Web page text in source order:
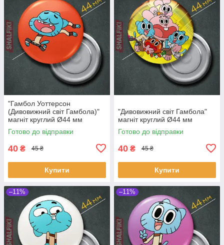
"Гамбол Уоттерсон
(Дивовижний світ Гамбола)"
магніт круглий Ø44 мм
Готово до відправки
40 ₴ 45 ₴
Купити
"Дивовижний світ Гамбола"
магніт круглий Ø44 мм
Готово до відправки
40 ₴ 45 ₴
Купити
–11% –11%